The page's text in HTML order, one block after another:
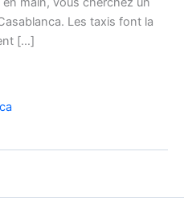
Les taxis font la
[…]